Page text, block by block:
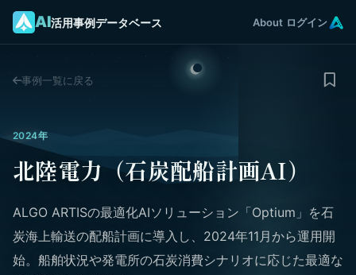
AI活用事例データベース About ログイン
事例一覧に戻る
2024年
北陸電力（石炭配船計画AI）
ALGO ARTISの最適化AIソリューション「Optium」を石
炭海上輸送の配船計画に導入し、2024年11月から運用開
始。船舶状況や発電所の石炭消費シナリオに応じた最適な